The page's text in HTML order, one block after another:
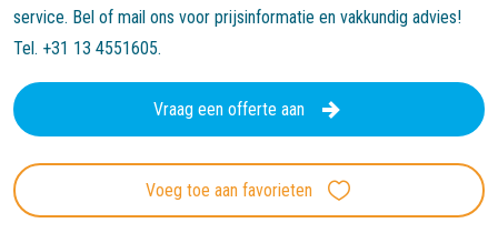
service. Bel of mail ons voor prijsinformatie en vakkundig advies!
Tel. +31 13 4551605.
Vraag een offerte aan
Voeg toe aan favorieten